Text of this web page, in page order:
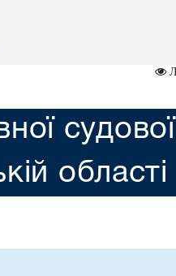
судової
областi